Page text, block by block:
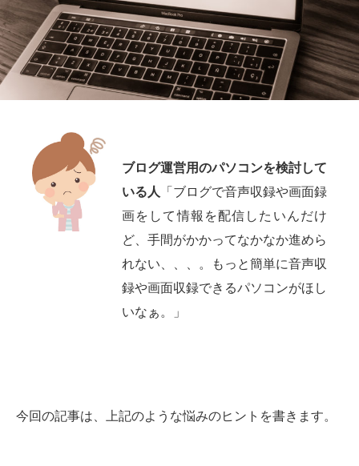
ブログ運営用のパソコンを検討して
いる人
「ブログで音声収録や画面録
画をして情報を配信したいんだけ
ど、手間がかかってなかなか進めら
れない、、、。もっと簡単に音声収
録や画面収録できるパソコンがほし
いなぁ。」
今回の記事は、上記のような悩みのヒントを書きます。